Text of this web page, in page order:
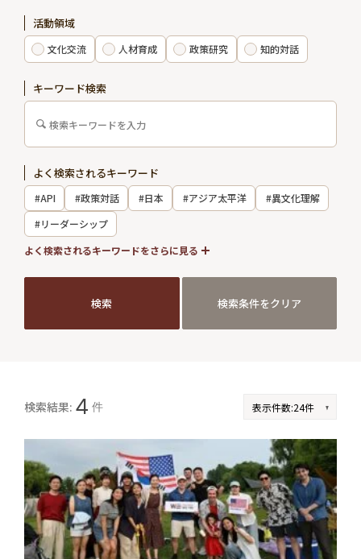
お知らせ
お問い合わせ
アクセス
会員制度
メルマガ登録
採用情報
活動領域
文化交流 人材育成 政策研究 知的対話
キーワード検索
よく検索されるキーワード
#API #政策対話 #日本 #アジア太平洋
#異文化理解
#リーダーシップ
#国際関係
よく検索されるキーワードをさらに見る
検索
検索条件をクリア
検索結果: 4 件